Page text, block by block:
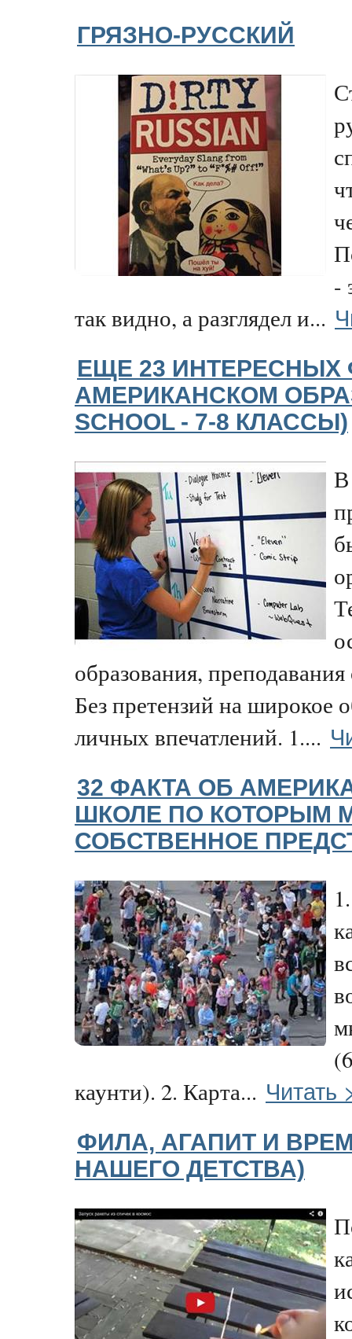
ГРЯЗНО-РУССКИЙ
-
так видно, а разглядел и...
ЕЩЕ 23 ИНТЕРЕСНЫХ
АМЕРИКАНСКОМ
SCHOOL - 7-8 КЛАССЫ)
В
образования,
Без претензий на широкое
личных впечатлений. 1....
32 ФАКТА ОБ
ШКОЛЕ ПО КОТОРЫМ
СОБСТВЕННОЕ
каунти). 2. Карта... Читать
ФИЛА, АГАПИТ И
НАШЕГО ДЕТСТВА)